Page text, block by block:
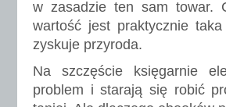
w zasadzie ten sam towar.
wartość jest praktycznie
zyskuje przyroda.
Na szczęście księgarnie
problem i starają się robić